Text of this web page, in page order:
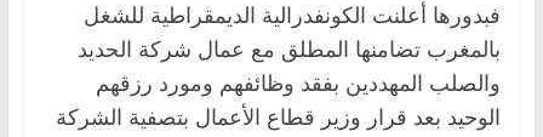
فبدورها أعلنت الكونفدرالية الديمقراطية للشغل
بالمغرب تضامنها المطلق مع عمال شركة الحديد
والصلب المهددين بفقد وظائفهم ومورد رزقهم
الوحيد بعد قرار وزير قطاع الأعمال بتصفية الشركة